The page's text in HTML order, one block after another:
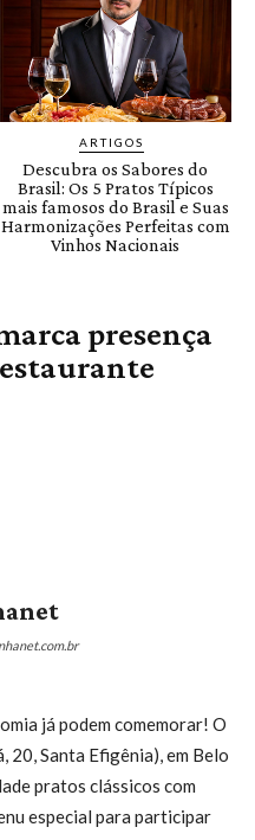
ARTIGOS
Descubra os Sabores do
Brasil: Os 5 Pratos Típicos
mais famosos do Brasil e Suas
Harmonizações Perfeitas com
Vinhos Nacionais